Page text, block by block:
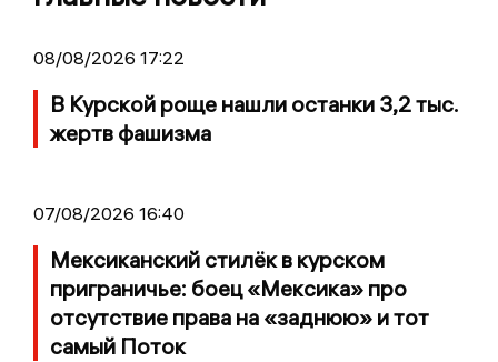
08/08/2026 17:22
В Курской роще нашли останки 3,2 тыс.
жертв фашизма
07/08/2026 16:40
Мексиканский стилёк в курском
приграничье: боец «Мексика» про
отсутствие права на «заднюю» и тот
самый Поток